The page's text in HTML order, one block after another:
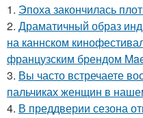
1. Эпоха закончилась
2. Драматичный образ
на каннском
французским брендом
3. Вы часто встречаете
пальчиках женщин в
4. В преддверии сезона